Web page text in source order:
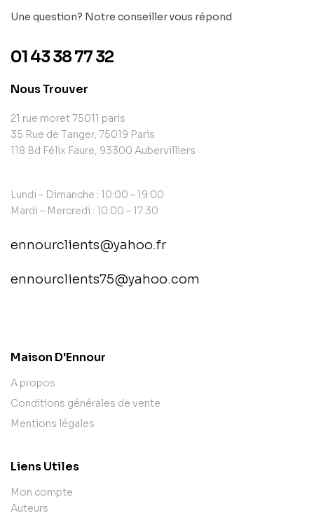
Une question? Notre conseiller vous répond
01 43 38 77 32
Nous Trouver
21 rue moret 75011 paris
35 Rue de Tanger, 75019 Paris
118 Bd Félix Faure, 93300 Aubervilliers
Lundi – Dimanche : 10:00 – 19:00
Mardi – Mercredi : 10:00 – 17:30
ennourclients@yahoo.fr
ennourclients75@yahoo.com
Maison D'Ennour
A propos
Conditions générales de vente
Mentions légales
Liens Utiles
Mon compte
Auteurs